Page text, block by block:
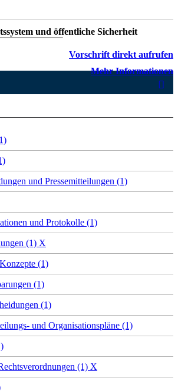
Vorschrift direkt aufrufen
Mehr Informationen
und Pressemitteilungen (1)
und Protokolle (1)
(1) X
(1)
(1)
(1)
und Organisationspläne (1)
(1) X